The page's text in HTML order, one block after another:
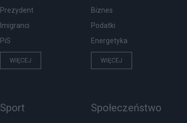
Prezydent
Imigranci
PiS
WIĘCEJ
Biznes
Podatki
Energetyka
WIĘCEJ
Sport Społeczeństwo